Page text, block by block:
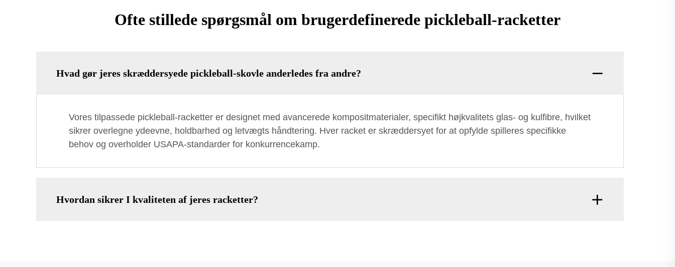
Ofte stillede spørgsmål om brugerdefinerede pickleball-racketter
Hvad gør jeres skræddersyede pickleball-skovle anderledes fra andre?
Vores tilpassede pickleball-racketter er designet med avancerede kompositmaterialer, specifikt højkvalitets glas- og kulfibre, hvilket
sikrer overlegne ydeevne, holdbarhed og letvægts håndtering. Hver racket er skræddersyet for at opfylde spilleres specifikke
behov og overholder USAPA-standarder for konkurrencekamp.
Hvordan sikrer I kvaliteten af jeres racketter?